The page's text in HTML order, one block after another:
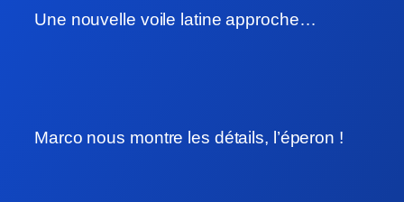
Une nouvelle voile latine approche…
Marco nous montre les détails, l’éperon !